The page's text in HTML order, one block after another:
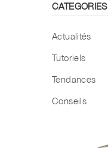
CATEGORIES
Actualités
Tutoriels
Tendances
Conseils